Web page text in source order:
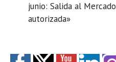
junio: Salida al
autorizada»